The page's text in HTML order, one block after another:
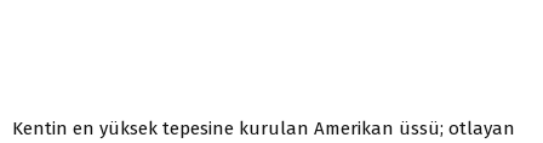
Kentin en yüksek tepesine kurulan Amerikan üssü; otlayan